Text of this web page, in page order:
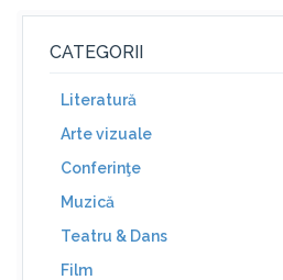
CATEGORII
Literatură
Arte vizuale
Conferinţe
Muzică
Teatru & Dans
Film